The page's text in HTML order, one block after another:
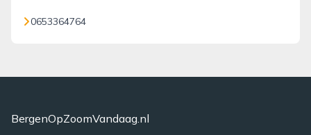
0653364764
BergenOpZoomVandaag.nl